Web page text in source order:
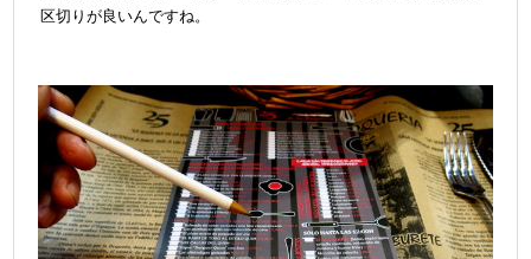
区切りが良いんですね。